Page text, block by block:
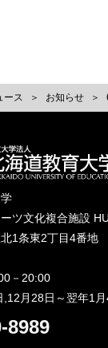
ース お知らせ
ツ文化複合施設
1条東2丁目4番地
－20:00
,12月28日～翌年1月
8989